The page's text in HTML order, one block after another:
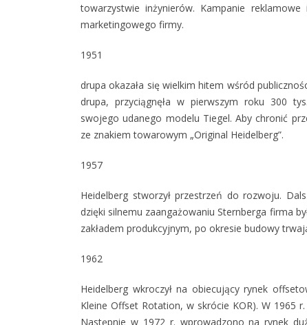
towarzystwie inżynierów. Kampanie
marketingowego firmy.
1951
drupa okazała się wielkim hitem wśród
drupa, przyciągnęła w pierwszym roku 300
swojego udanego modelu Tiegel. Aby chronić
ze znakiem towarowym „Original Heidelberg”.
1957
Heidelberg stworzył przestrzeń do rozwoju.
dzięki silnemu zaangażowaniu Sternberga firma
zakładem produkcyjnym, po okresie budowy
1962
Heidelberg wkroczył na obiecujący rynek
Kleine Offset Rotation, w skrócie KOR). W 1965
Następnie w 1972 r. wprowadzono na rynek